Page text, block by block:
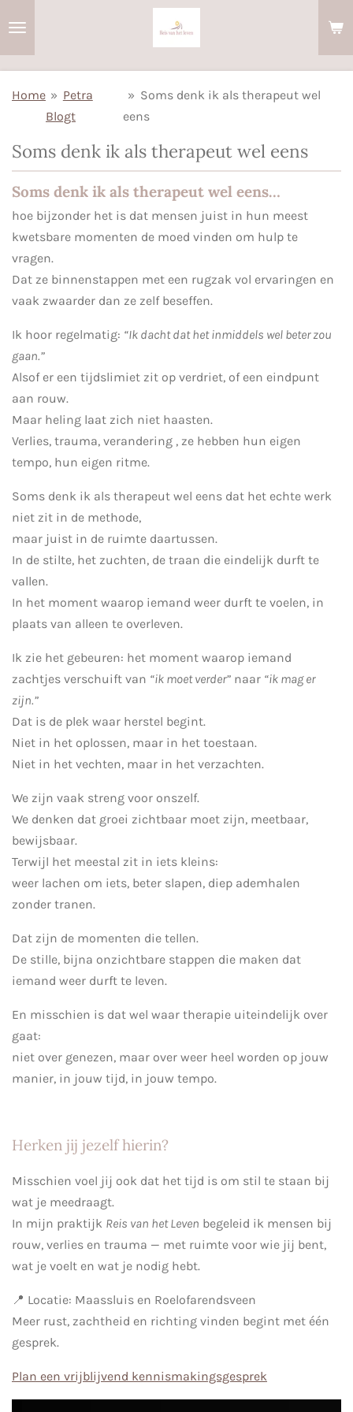
hoofdinhoud
Home » Petra
Blogt
» Soms denk ik als therapeut wel
eens
Soms denk ik als therapeut wel eens
Soms denk ik als therapeut wel eens…
hoe bijzonder het is dat mensen juist in hun meest
kwetsbare momenten de moed vinden om hulp te
vragen.
Dat ze binnenstappen met een rugzak vol ervaringen en
vaak zwaarder dan ze zelf beseffen.
Ik hoor regelmatig: “Ik dacht dat het inmiddels wel beter zou
gaan.”
Alsof er een tijdslimiet zit op verdriet, of een eindpunt
aan rouw.
Maar heling laat zich niet haasten.
Verlies, trauma, verandering , ze hebben hun eigen
tempo, hun eigen ritme.
Soms denk ik als therapeut wel eens dat het echte werk
niet zit in de methode,
maar juist in de ruimte daartussen.
In de stilte, het zuchten, de traan die eindelijk durft te
vallen.
In het moment waarop iemand weer durft te voelen, in
plaats van alleen te overleven.
Ik zie het gebeuren: het moment waarop iemand
zachtjes verschuift van “ik moet verder” naar “ik mag er
zijn.”
Dat is de plek waar herstel begint.
Niet in het oplossen, maar in het toestaan.
Niet in het vechten, maar in het verzachten.
We zijn vaak streng voor onszelf.
We denken dat groei zichtbaar moet zijn, meetbaar,
bewijsbaar.
Terwijl het meestal zit in iets kleins:
weer lachen om iets, beter slapen, diep ademhalen
zonder tranen.
Dat zijn de momenten die tellen.
De stille, bijna onzichtbare stappen die maken dat
iemand weer durft te leven.
En misschien is dat wel waar therapie uiteindelijk over
gaat:
niet over genezen, maar over weer heel worden op jouw
manier, in jouw tijd, in jouw tempo.
Herken jij jezelf hierin?
Misschien voel jij ook dat het tijd is om stil te staan bij
wat je meedraagt.
In mijn praktijk Reis van het Leven begeleid ik mensen bij
rouw, verlies en trauma — met ruimte voor wie jij bent,
wat je voelt en wat je nodig hebt.
📍 Locatie: Maassluis en Roelofarendsveen
Meer rust, zachtheid en richting vinden begint met één
gesprek.
Plan een vrijblijvend kennismakingsgesprek